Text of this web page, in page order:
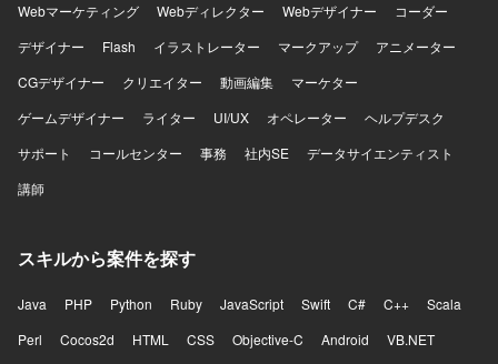
Webマーケティング
Webディレクター Webデザイナー
コーダー
デザイナー
Flash イラストレーター マークアップ
アニメーター
CGデザイナー
クリエイター 動画編集
マーケター
ゲームデザイナー
ライター UI/UX オペレーター
ヘルプデスク
サポート
コールセンター 事務 社内SE
データサイエンティスト
講師
スキルから案件を探す
Java PHP Python Ruby JavaScript Swift C# C++
Scala
Perl
Cocos2d HTML CSS Objective-C Android
VB.NET